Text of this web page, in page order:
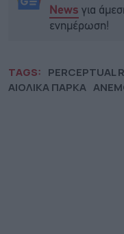
News για
ενημέρωση!
TAGS: PERCEPTUAL
ΑΙΟΛΙΚΑ ΠΑΡΚΑ